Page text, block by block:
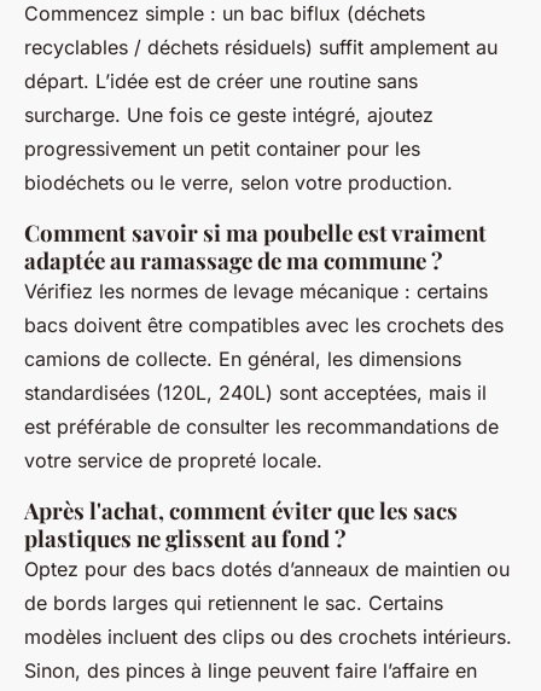
Commencez simple : un bac biflux (déchets
recyclables / déchets résiduels) suffit amplement au
départ. L’idée est de créer une routine sans
surcharge. Une fois ce geste intégré, ajoutez
progressivement un petit container pour les
biodéchets ou le verre, selon votre production.
Comment savoir si ma poubelle est vraiment
adaptée au ramassage de ma commune ?
Vérifiez les normes de levage mécanique : certains
bacs doivent être compatibles avec les crochets des
camions de collecte. En général, les dimensions
standardisées (120L, 240L) sont acceptées, mais il
est préférable de consulter les recommandations de
votre service de propreté locale.
Après l'achat, comment éviter que les sacs
plastiques ne glissent au fond ?
Optez pour des bacs dotés d’anneaux de maintien ou
de bords larges qui retiennent le sac. Certains
modèles incluent des clips ou des crochets intérieurs.
Sinon, des pinces à linge peuvent faire l’affaire en